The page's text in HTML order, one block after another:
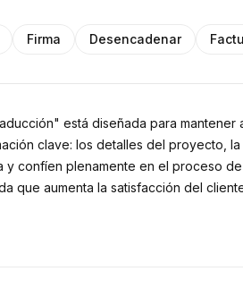
Firma Desencadenar
está diseñada para
clave: los detalles del proyecto,
confíen plenamente en el proceso
que aumenta la satisfacción del